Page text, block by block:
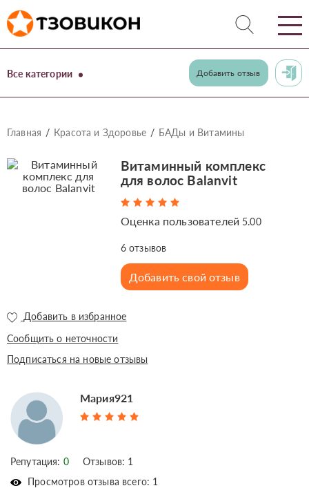
Все категории Добавить отзыв
Главная Красота и Здоровье БАДы и Витамины
Витаминный комплекс
для волос Balanvit
Оценка пользователей 5.00
6отзывов
Добавить свой отзыв
Добавить в избранное
Сообщить о неточности
Подписаться на новые отзывы
Мария921
Репутация: 0
Отзывов: 1
Просмотров отзыва всего: 1